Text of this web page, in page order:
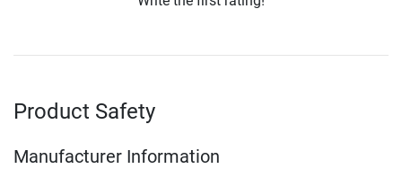
Product Safety
Manufacturer Information